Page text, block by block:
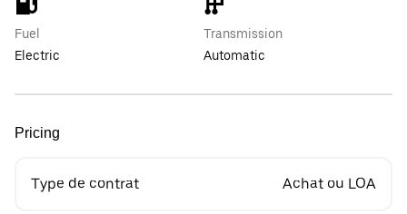
Fuel
Electric
Transmission
Automatic
Pricing
Type de contrat Achat ou LOA